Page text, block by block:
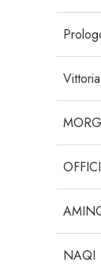
Vittoria
NAQI